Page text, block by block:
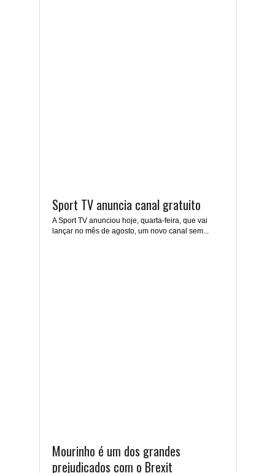
Sport TV anuncia canal gratuito
A Sport TV anunciou hoje, quarta-feira, que vai
lançar no mês de agosto, um novo canal sem...
Mourinho é um dos grandes
prejudicados com o Brexit